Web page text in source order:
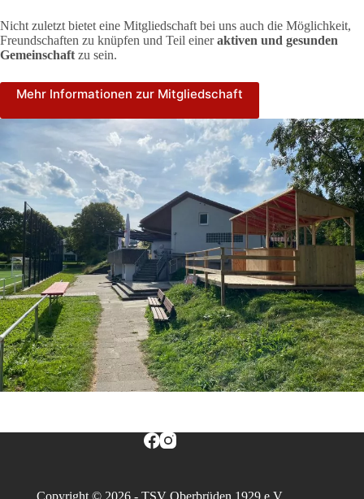
Nicht zuletzt bietet eine Mitgliedschaft bei uns auch die Möglichkeit,
Freundschaften zu knüpfen und Teil eineraktiven und gesunden
Gemeinschaft zu sein.
Mehr Informationen zur Mitgliedschaft